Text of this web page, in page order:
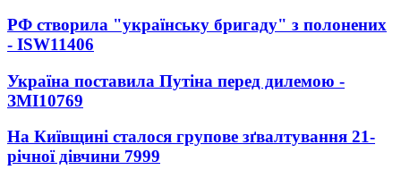
РФ створила "українську бригаду" з полонених
- ISW11406
Україна поставила Путіна перед дилемою -
ЗМІ10769
На Київщині сталося групове зґвалтування 21-
річної дівчини 7999